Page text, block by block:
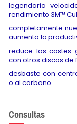
legendaria
rendimiento 3M™
completamente
aumenta la
reduce los costes
con otros discos de
desbaste con
o al carbono.
Consultas